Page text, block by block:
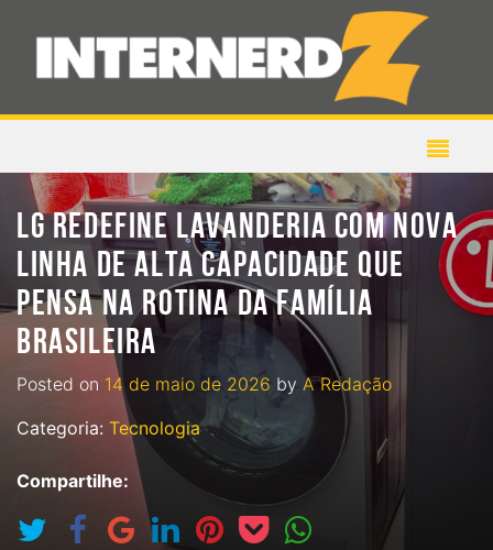
LG REDEFINE LAVANDERIA COM NOVA
LINHA DE ALTA CAPACIDADE QUE
PENSA NA ROTINA DA FAMÍLIA
BRASILEIRA
Posted on 14 de maio de 2026 by A Redação
Categoria: Tecnologia
Compartilhe: